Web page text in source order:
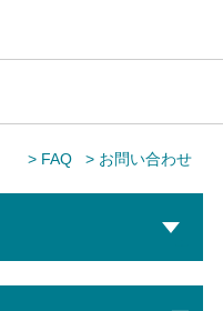
> FAQ > お問い合わせ